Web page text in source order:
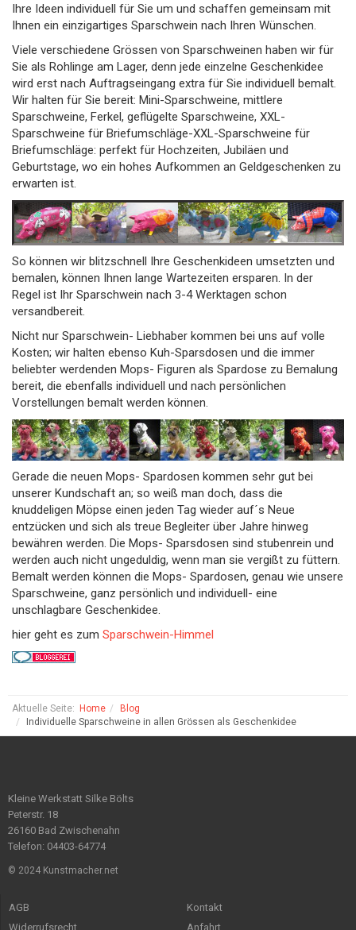
Ihre Ideen individuell für Sie um und schaffen gemeinsam mit
Ihnen ein einzigartiges Sparschwein nach Ihren Wünschen.
Viele verschiedene Grössen von Sparschweinen haben wir für
Sie als Rohlinge am Lager, denn jede einzelne Geschenkidee
wird erst nach Auftragseingang extra für Sie individuell bemalt.
Wir halten für Sie bereit: Mini-Sparschweine, mittlere
Sparschweine, Ferkel, geflügelte Sparschweine, XXL-
Sparschweine für Briefumschläge-XXL-Sparschweine für
Briefumschläge: perfekt für Hochzeiten, Jubiläen und
Geburtstage, wo ein hohes Aufkommen an Geldgeschenken zu
erwarten ist.
So können wir blitzschnell Ihre Geschenkideen umsetzten und
bemalen, können Ihnen lange Wartezeiten ersparen. In der
Regel ist Ihr Sparschwein nach 3-4 Werktagen schon
versandbereit.
Nicht nur Sparschwein- Liebhaber kommen bei uns auf volle
Kosten; wir halten ebenso Kuh-Sparsdosen und die immer
beliebter werdenden Mops- Figuren als Spardose zu Bemalung
bereit, die ebenfalls individuell und nach persönlichen
Vorstellungen bemalt werden können.
Gerade die neuen Mops- Spardosen kommen sehr gut bei
unserer Kundschaft an; so weiß man doch, dass die
knuddeligen Möpse einen jeden Tag wieder auf´s Neue
entzücken und sich als treue Begleiter über Jahre hinweg
bewähren werden. Die Mops- Sparsdosen sind stubenrein und
werden auch nicht ungeduldig, wenn man sie vergißt zu füttern.
Bemalt werden können die Mops- Spardosen, genau wie unsere
Sparschweine, ganz persönlich und individuell- eine
unschlagbare Geschenkidee.
hier geht es zum Sparschwein-Himmel
Aktuelle Seite: Home
Blog
Individuelle Sparschweine in allen Grössen als Geschenkidee
Kleine Werkstatt Silke Bölts
Peterstr. 18
26160 Bad Zwischenahn
Telefon: 04403-64774
© 2024 Kunstmacher.net
AGB
Widerrufsrecht
Kontakt
Anfahrt